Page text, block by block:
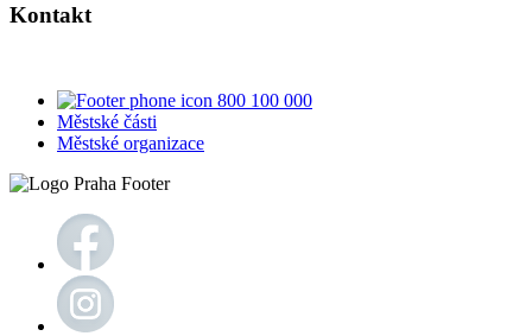
Kontakt
800 100 000
Městské části
Městské organizace